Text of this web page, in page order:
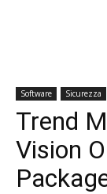
Software Sicurezza
Trend
Vision